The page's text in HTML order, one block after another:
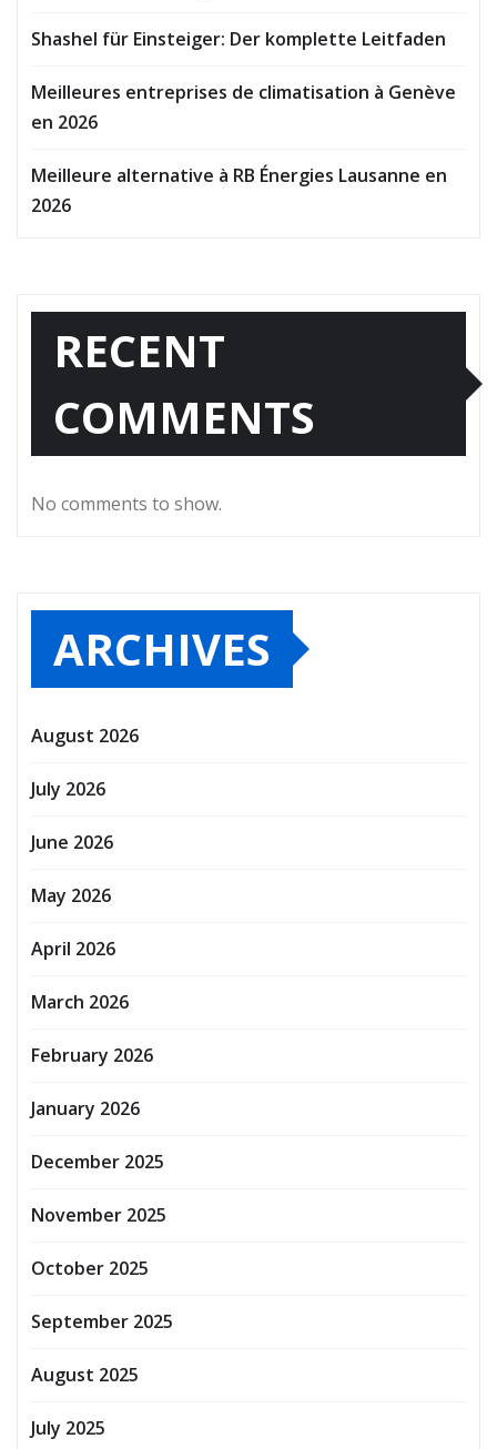
Shashel für Einsteiger: Der komplette Leitfaden
Meilleures entreprises de climatisation à Genève
en 2026
Meilleure alternative à RB Énergies Lausanne en
2026
RECENT
COMMENTS
No comments to show.
ARCHIVES
August 2026
July 2026
June 2026
May 2026
April 2026
March 2026
February 2026
January 2026
December 2025
November 2025
October 2025
September 2025
August 2025
July 2025